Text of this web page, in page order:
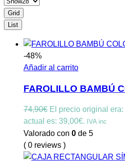
Grid
List
-48%
Añadir al carrito
FAROLILLO BAMBÚ
74,90€ El precio original era:
actual es: 39,00€. IVA inc
Valorado con 0 de 5
( 0 reviews )